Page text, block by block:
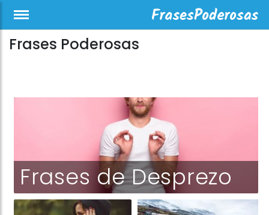
Frases Poderosas
Frases de Desprezo